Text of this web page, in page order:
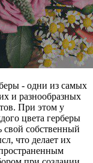
- одни из самых
и разнообразных
При этом у
цвета герберы
свой собственный
что делает их